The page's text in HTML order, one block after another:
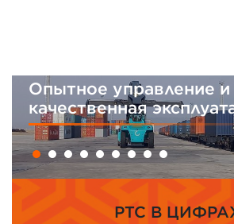
Опытное управление и
качественная
PTC В